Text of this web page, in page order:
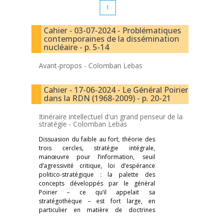
1
Cahier - 03-07-2024 - Problématiques
contemporaines de la dissémination
nucléaire - p. 5-14
Avant-propos - Colomban Lebas
Cahier - 17-06-2024 - Le Général Poirier
dans la RDN (1968-2009) - p. 20-21
Itinéraire intellectuel d'un grand penseur de la
stratégie - Colomban Lebas
Dissuasion du faible au fort, théorie des
trois cercles, stratégie intégrale,
manœuvre pour l’information, seuil
d’agressivité critique, loi d’espérance
politico-stratégique : la palette des
concepts développés par le général
Poirier – ce qu’il appelait sa
stratégothèque – est fort large, en
particulier en matière de doctrines